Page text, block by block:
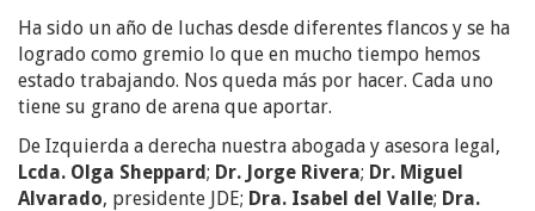
Ha sido un año de luchas desde diferentes flancos y se ha
logrado como gremio lo que en mucho tiempo hemos
estado trabajando. Nos queda más por hacer. Cada uno
tiene su grano de arena que aportar.
De Izquierda a derecha nuestra abogada y asesora legal,
Lcda. Olga Sheppard; Dr. Jorge Rivera; Dr. Miguel
Alvarado, presidente JDE; Dra. Isabel del Valle; Dra.